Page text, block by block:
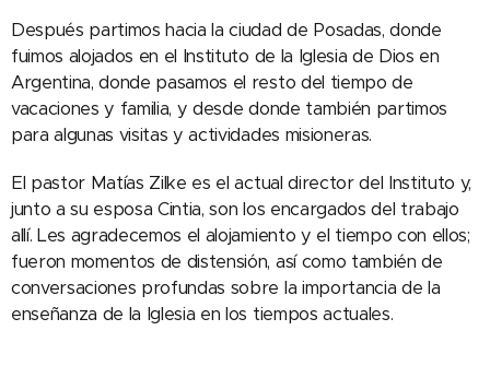
Después partimos hacia la ciudad de Posadas, donde
fuimos alojados en el Instituto de la Iglesia de Dios en
Argentina, donde pasamos el resto del tiempo de
vacaciones y familia, y desde donde también partimos
para algunas visitas y actividades misioneras.
El pastor Matías Zilke es el actual director del Instituto y,
junto a su esposa Cintia, son los encargados del trabajo
allí. Les agradecemos el alojamiento y el tiempo con ellos;
fueron momentos de distensión, así como también de
conversaciones profundas sobre la importancia de la
enseñanza de la Iglesia en los tiempos actuales.